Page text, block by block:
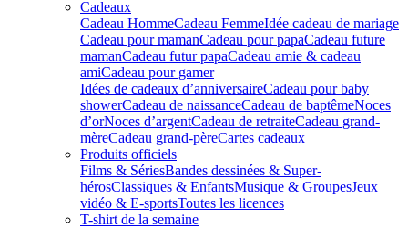
Cadeaux
Cadeau HommeCadeau FemmeIdée cadeau de mariage​
Cadeau pour mamanCadeau pour papaCadeau future
mamanCadeau futur papaCadeau amie & cadeau
amiCadeau pour gamer
Idées de cadeaux d’anniversaireCadeau pour baby
showerCadeau de naissanceCadeau de baptêmeNoces
d’orNoces d’argentCadeau de retraiteCadeau grand-
mèreCadeau grand-pèreCartes cadeaux
Produits officiels
Films & SériesBandes dessinées & Super-
hérosClassiques & EnfantsMusique & GroupesJeux
vidéo & E-sportsToutes les licences
T-shirt de la semaine